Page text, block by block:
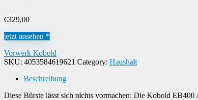
€329,00
jetzt ansehen *
Vorwerk Kobold
SKU: 4053584619621 Category: Haushalt
Beschreibung
Diese Bürste lässt sich nichts vormachen: Die Kobold